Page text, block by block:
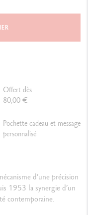
Offert dès
80,00 €
Pochette cadeau et message
personnalisé
d’une précision
1953 la synergie d’un
contemporaine.